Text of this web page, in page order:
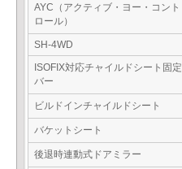
AYC（アクティブ・ヨー・コント
ロール）
SH-4WD
ISOFIX対応チャイルドシート固定
バー
ビルドインチャイルドシート
バケットシート
後退時連動式ドアミラー